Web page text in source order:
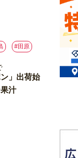
#⽥原
」出荷始
汁